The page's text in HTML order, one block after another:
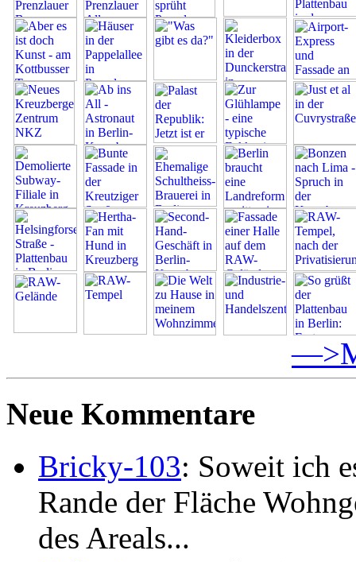
Neue Kommentare
Bricky-103: Soweit ich
Rande der Fläche
des Areals...